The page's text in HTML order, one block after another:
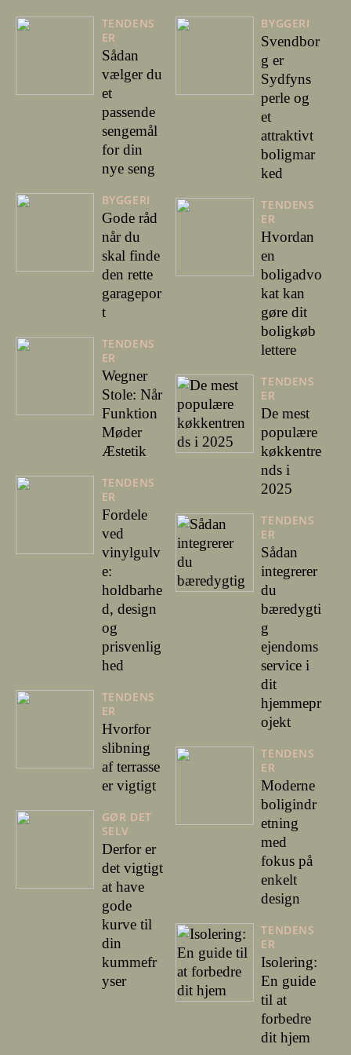
TENDENS
ER
Sådan
vælger du
et
passende
sengemål
for din
nye seng
BYGGERI
Gode råd
når du
skal finde
den rette
garagepor
t
TENDENS
ER
Wegner
Stole: Når
Funktion
Møder
Æstetik
TENDENS
ER
Fordele
ved
vinylgulv
e:
holdbarhe
d, design
og
prisvenlig
hed
TENDENS
ER
Hvorfor
slibning
af terrasse
er vigtigt
GØR DET
SELV
Derfor er
det vigtigt
at have
gode
kurve til
din
kummefr
yser
BYGGERI
Svendbor
g er
Sydfyns
perle og
et
attraktivt
boligmar
ked
TENDENS
ER
Hvordan
en
boligadvo
kat kan
gøre dit
boligkøb
lettere
TENDENS
ER
De mest
populære
køkkentre
nds i
2025
TENDENS
ER
Sådan
integrerer
du
bæredygti
g
ejendoms
service i
dit
hjemmepr
ojekt
TENDENS
ER
Moderne
boligindr
etning
med
fokus på
enkelt
design
TENDENS
ER
Isolering:
En guide
til at
forbedre
dit hjem